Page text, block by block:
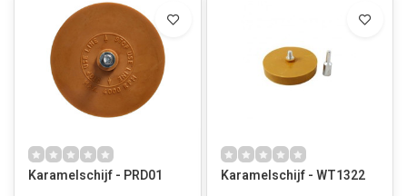
Karamelschijf - PRD01 Karamelschijf - WT1322